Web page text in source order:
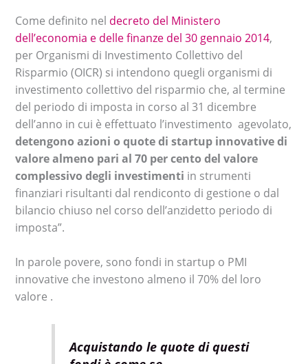
Come definito nel decreto del Ministero
dell’economia e delle finanze del 30 gennaio 2014,
per Organismi di Investimento Collettivo del
Risparmio (OICR) si intendono quegli organismi di
investimento collettivo del risparmio che, al termine
del periodo di imposta in corso al 31 dicembre
dell’anno in cui è effettuato l’investimento agevolato,
detengono azioni o quote di startup innovative di
valore almeno pari al 70 per cento del valore
complessivo degli investimenti in strumenti
finanziari risultanti dal rendiconto di gestione o dal
bilancio chiuso nel corso dell’anzidetto periodo di
imposta”.
In parole povere, sono fondi in startup o PMI
innovative che investono almeno il 70% del loro
valore .
Acquistando le quote di questi